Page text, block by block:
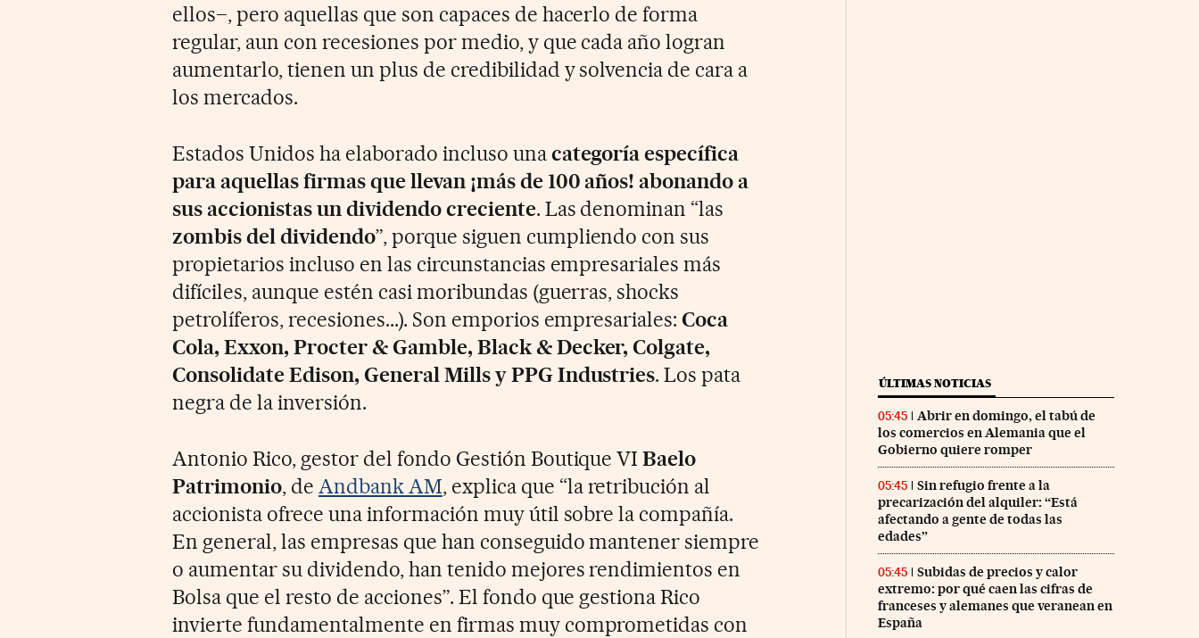
ellos–, pero aquellas que son capaces de hacerlo de forma
regular, aun con recesiones por medio, y que cada año logran
aumentarlo, tienen un plus de credibilidad y solvencia de cara a
los mercados.
Estados Unidos ha elaborado incluso unacategoría específica
para aquellas firmas que llevan ¡más de 100 años! abonando a
sus accionistas un dividendo creciente. Las denominan “las
zombis del dividendo”, porque siguen cumpliendo con sus
propietarios incluso en las circunstancias empresariales más
difíciles, aunque estén casi moribundas (guerras, shocks
petrolíferos, recesiones...). Son emporios empresariales: Coca
Cola, Exxon, Procter & Gamble, Black & Decker, Colgate,
Consolidate Edison, General Mills y PPG Industries. Los pata
negra de la inversión.
Antonio Rico, gestor del fondo Gestión Boutique VIBaelo
Patrimonio, deAndbank AM, explica que “la retribución al
accionista ofrece una información muy útil sobre la compañía.
En general, las empresas que han conseguido mantener siempre
o aumentar su dividendo, han tenido mejores rendimientos en
Bolsa que el resto de acciones”. El fondo que gestiona Rico
invierte fundamentalmente en firmas muy comprometidas con
ÚLTIMAS NOTICIAS
05:45
Abrir en domingo, el tabú de
los comercios en Alemania que el
Gobierno quiere romper
05:45
Sin refugio frente a la
precarización del alquiler: “Está
afectando a gente de todas las
edades”
05:45
Subidas de precios y calor
extremo: por qué caen las cifras de
franceses y alemanes que veranean en
España